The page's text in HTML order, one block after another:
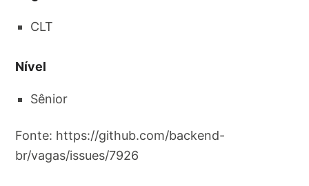
CLT
Nível
Sênior
Fonte: https://github.com/backend-
br/vagas/issues/7926